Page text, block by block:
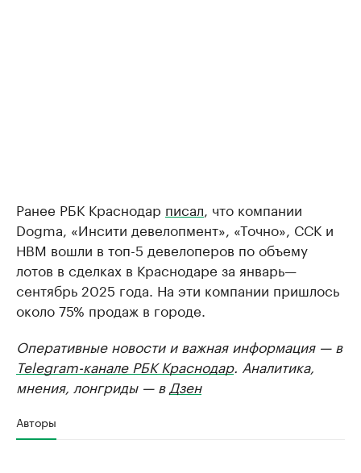
Ранее РБК Краснодар писал , что компании
Dogma, «Инсити девелопмент», «Точно», ССК и
НВМ вошли в топ-5 девелоперов по объему
лотов в сделках в Краснодаре за январь—
сентябрь 2025 года. На эти компании пришлось
около 75% продаж в городе.
Оперативные новости и важная информация — в
Telegram-канале РБК Краснодар. Аналитика,
мнения, лонгриды — в Дзен
Авторы